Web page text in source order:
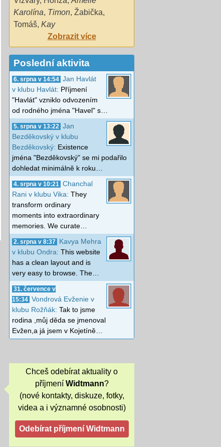
Karolína, Timon, Žabička,
Tomáš, Kay
Zobrazit více
Poslední aktivita
6. srpna v 14:54 Jan Havlát
v klubu Havlát: Příjmení
"Havlát" vzniklo odvozením
od rodného jména "Havel" s…
5. srpna v 13:22
Jan
Bezděkovský v klubu
Bezděkovský: Existence
jména "Bezděkovský" se mi podařilo
dohledat minimálně k roku…
4. srpna v 10:21
Chanchal
Rani v klubu Vika: They
transform ordinary
moments into extraordinary
memories. We curate…
2. srpna v 8:37
Kavya Mehra
v klubu Ondra: This website
has a clean layout and is
very easy to browse. The…
31. července v
15:34 Vondrová Evženie v
klubu Rožňák: Tak to jsme
rodina ,můj děda se jmenoval
Evžen,a já jsem v Kojetíně…
Chceš odebírat aktuality o
příjmení Widtmann?
(nové kontakty, diskuze, fotky,
videa a i významné osobnosti)